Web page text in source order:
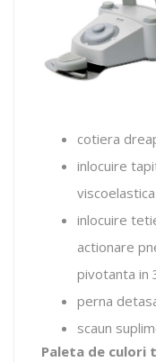
cotiera
inlocuire
inlocuire
actionare
pivotanta in
perna
scaun
Paleta de culori